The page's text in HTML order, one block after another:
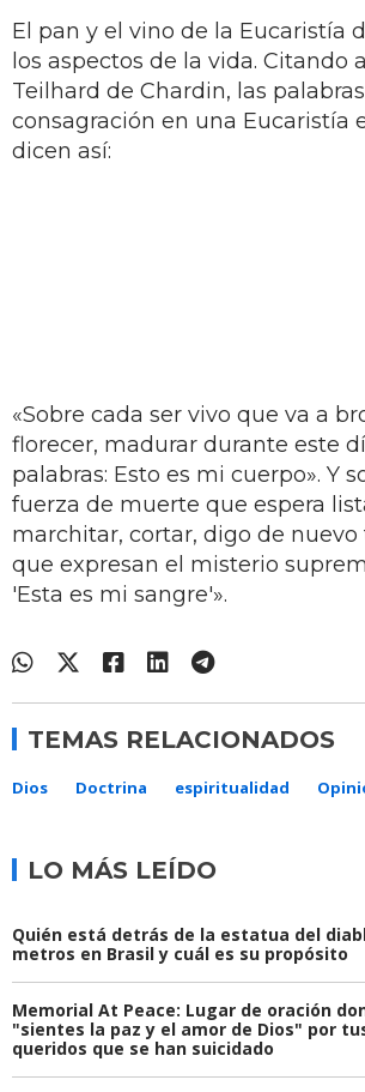
El pan y el vino de la Eucaristía
los aspectos de la vida. Citando
Teilhard de Chardin, las
consagración en una Eucaristía
dicen así:
«Sobre cada ser vivo que va a
florecer, madurar durante este
palabras: Esto es mi cuerpo». Y
fuerza de muerte que espera
marchitar, cortar, digo de nuevo
que expresan el misterio
'Esta es mi sangre'».
TEMAS RELACIONADOS
Dios Doctrina espiritualidad
LO MÁS LEÍDO
Quién está detrás de la estatua del
metros en Brasil y cuál es su propósito
Memorial At Peace: Lugar de oración
"sientes la paz y el amor de Dios" por
queridos que se han suicidado